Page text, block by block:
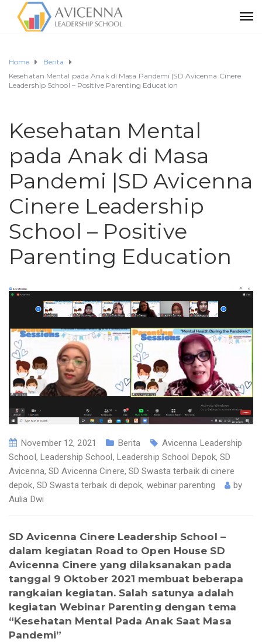
Home
Berita
Kesehatan Mental pada Anak di Masa Pandemi |SD Avicenna Cinere
Leadership School – Positive Parenting Education
Kesehatan Mental
pada Anak di Masa
Pandemi |SD Avicenna
Cinere Leadership
School – Positive
Parenting Education
November 12, 2021 Berita
Avicenna Leadership
School , Leadership School , Leadership School Depok,SD
Avicenna,SD Avicenna Cinere,SD Swasta terbaik di cinere
depok, SD Swasta terbaik di depok, webinar parenting
by
Aulia Dwi
SD Avicenna Cinere Leadership School –
dalam kegiatan Road to Open House SD
Avicenna Cinere yang dilaksanakan pada
tanggal 9 Oktober 2021 membuat beberapa
rangkaian kegiatan. Salah satunya adalah
kegiatan Webinar Parenting dengan tema
“Kesehatan Mental Pada Anak Saat Masa
Pandemi”